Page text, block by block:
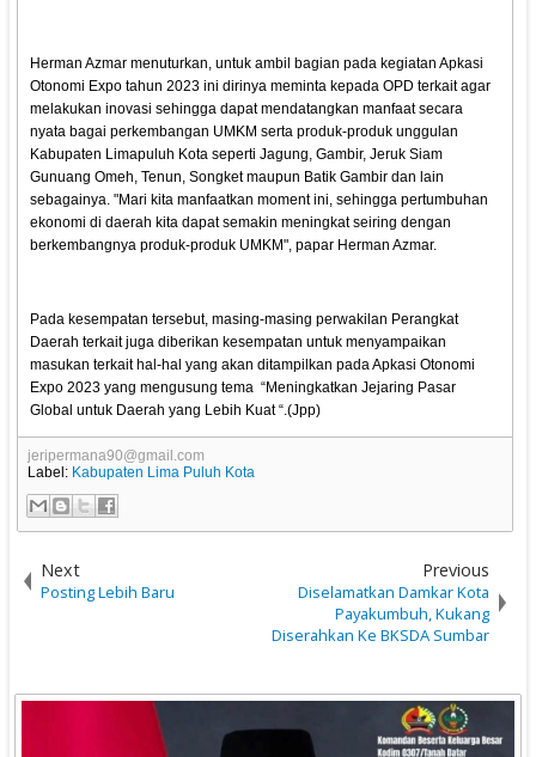
Herman Azmar menuturkan, untuk ambil bagian pada kegiatan Apkasi
Otonomi Expo tahun 2023 ini dirinya meminta kepada OPD terkait agar
melakukan inovasi sehingga dapat mendatangkan manfaat secara
nyata bagai perkembangan UMKM serta produk-produk unggulan
Kabupaten Limapuluh Kota seperti Jagung, Gambir, Jeruk Siam
Gunuang Omeh, Tenun, Songket maupun Batik Gambir dan lain
sebagainya. "Mari kita manfaatkan moment ini, sehingga pertumbuhan
ekonomi di daerah kita dapat semakin meningkat seiring dengan
berkembangnya produk-produk UMKM", papar Herman Azmar.
Pada kesempatan tersebut, masing-masing perwakilan Perangkat
Daerah terkait juga diberikan kesempatan untuk menyampaikan
masukan terkait hal-hal yang akan ditampilkan pada Apkasi Otonomi
Expo 2023 yang mengusung tema “Meningkatkan Jejaring Pasar
Global untuk Daerah yang Lebih Kuat “.(Jpp)
jeripermana90@gmail.com
Label: Kabupaten Lima Puluh Kota
Next
Posting Lebih Baru
Previous
Diselamatkan Damkar Kota
Payakumbuh, Kukang
Diserahkan Ke BKSDA Sumbar